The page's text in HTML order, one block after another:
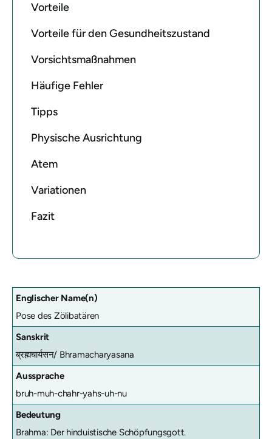
Vorteile
Vorteile für den Gesundheitszustand
Vorsichtsmaßnahmen
Häufige Fehler
Tipps
Physische Ausrichtung
Atem
Variationen
Fazit
Englischer Name(n)
Pose des Zölibatären
Sanskrit
ब्रह्मचार्यसन/ Bhramacharyasana
Aussprache
bruh-muh-chahr-yahs-uh-nu
Bedeutung
Brahma: Der hinduistische Schöpfungsgott.